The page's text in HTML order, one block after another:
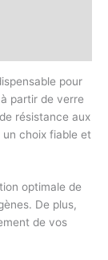
pour
partir de verre
résistance aux
choix fiable et
optimale de
De plus,
de vos